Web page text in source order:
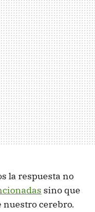
la respuesta no
sino que
nuestro cerebro.